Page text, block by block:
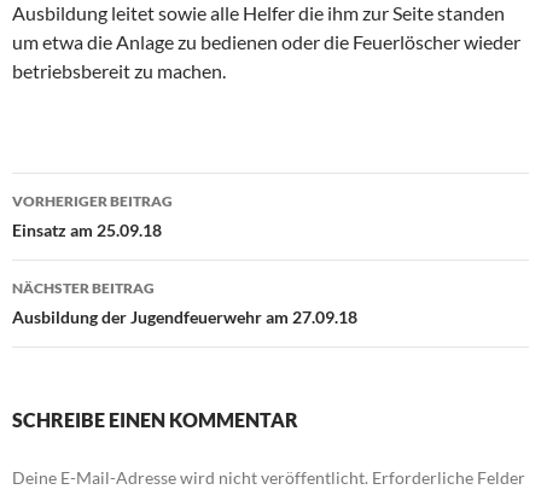
Ausbildung leitet sowie alle Helfer die ihm zur Seite standen
um etwadie Anlage zu bedienen oder die Feuerlöscher wieder
betriebsbereit zu machen.
Beitragsnavigation
VORHERIGER BEITRAG
Einsatz am 25.09.18
NÄCHSTER BEITRAG
Ausbildung der Jugendfeuerwehr am 27.09.18
SCHREIBE EINEN KOMMENTAR
Deine E-Mail-Adresse wird nicht veröffentlicht. Erforderliche Felder